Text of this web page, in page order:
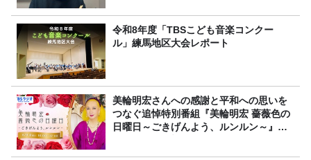
令和8年度「TBSこども音楽コンクー
ル」練馬地区大会レポート
美輪明宏さんへの感謝と平和への思いを
つなぐ追悼特別番組『美輪明宏 薔薇色の
日曜日～ごきげんよう、ルンルン～』